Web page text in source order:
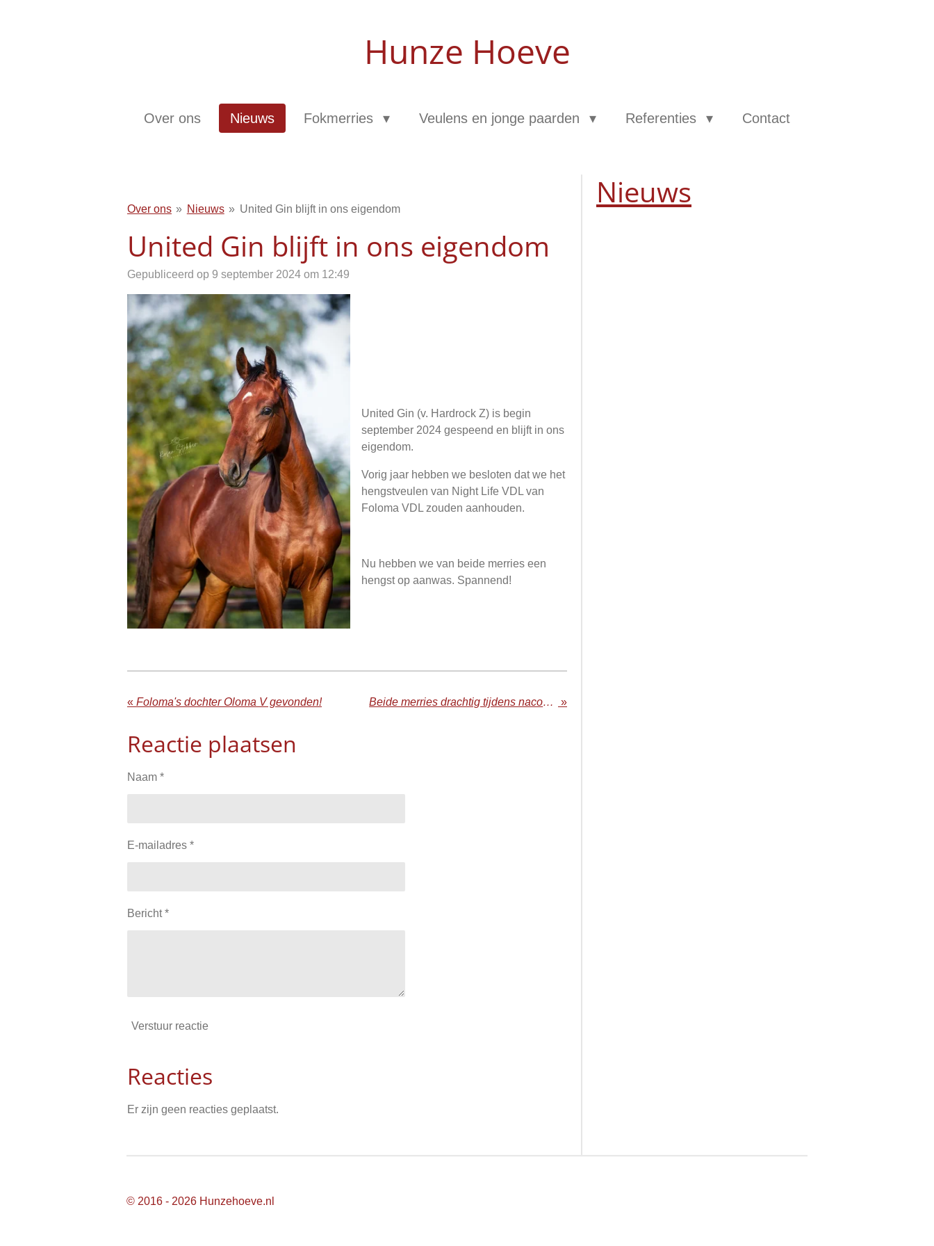
Hunze Hoeve
Over ons Nieuws Fokmerries Veulens en jonge paarden Referenties Contact
Over ons » Nieuws » United Gin blijft in ons eigendom
United Gin blijft in ons eigendom
Gepubliceerd op 9 september 2024 om 12:49
United Gin (v. Hardrock Z) is begin
september 2024 gespeend en blijft in ons
eigendom.
Vorig jaar hebben we besloten dat we het
hengstveulen van Night Life VDL van
Foloma VDL zouden aanhouden.
Nu hebben we van beide merries een
hengst op aanwas. Spannend!
« Foloma's dochter Oloma V gevonden! Beide merries drachtig tijdens nacontrole »
Reactie plaatsen
Naam *
E-mailadres *
Bericht *
Verstuur reactie
Reacties
Er zijn geen reacties geplaatst.
Nieuws
© 2016 - 2026 Hunzehoeve.nl